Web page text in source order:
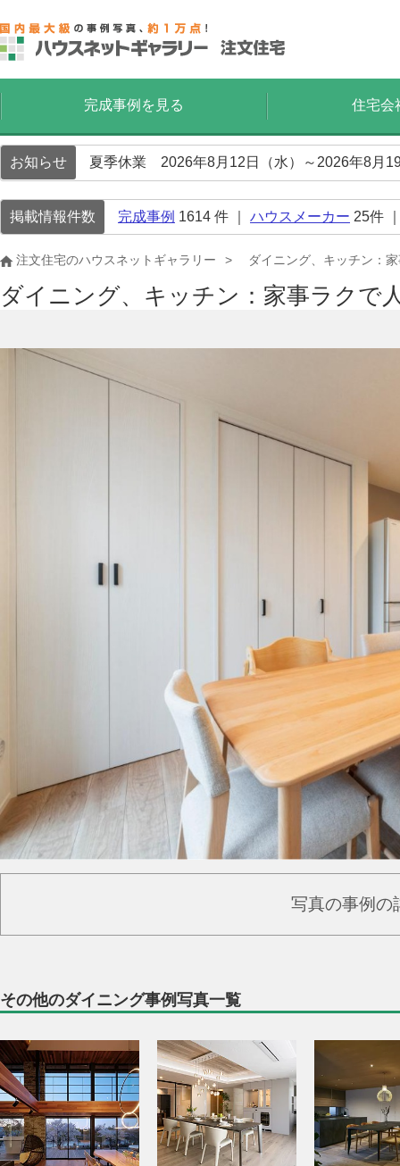
完成事例を見る 住宅会
お知らせ 夏季休業 2026年8月12日（水）～2026年8月
掲載情報件数 完成事例 1614 件 ｜ ハウスメーカー 25件
注文住宅のハウスネットギャラリー ダイニング、キッチン：
ダイニング、キッチン：家事ラクで
写真の事例の
その他のダイニング事例写真一覧